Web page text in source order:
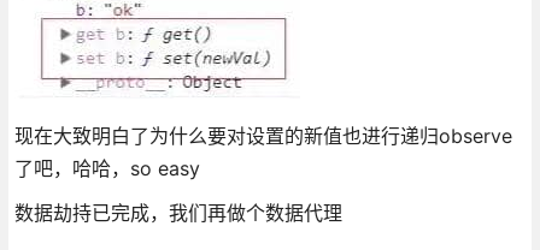
现在大致明白了为什么要对设置的新值也进行递归observe
了吧，哈哈，so easy
数据劫持已完成，我们再做个数据代理